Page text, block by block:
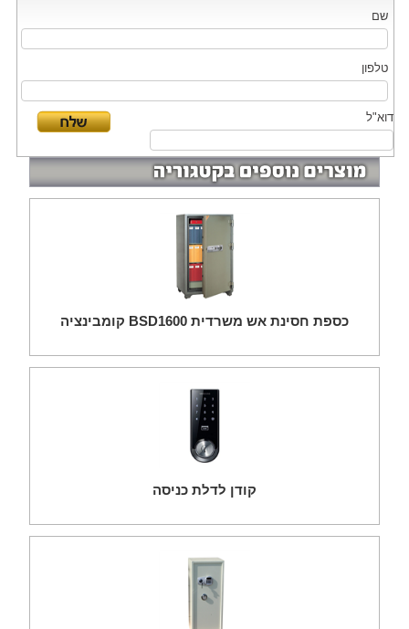
שם
טלפון
דוא"ל
כספת חסינת אש משרדית BSD1600 קומבינציה
קודן לדלת כניסה